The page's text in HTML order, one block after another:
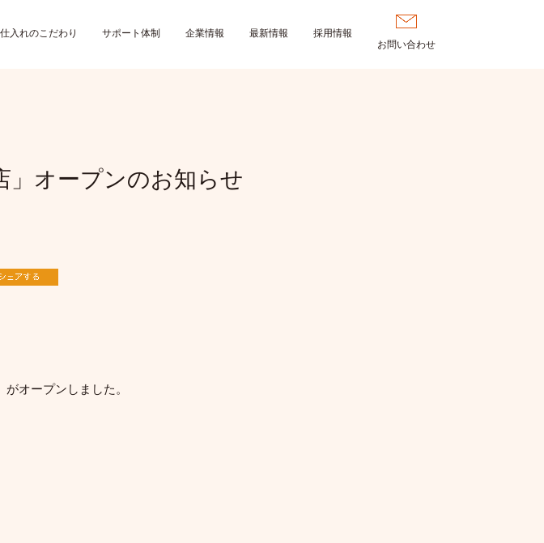
仕入れのこだわり サポート体制 企業情報 最新情報
採用情報
お問い合わせ
」オープンのお知らせ
オープンしました。